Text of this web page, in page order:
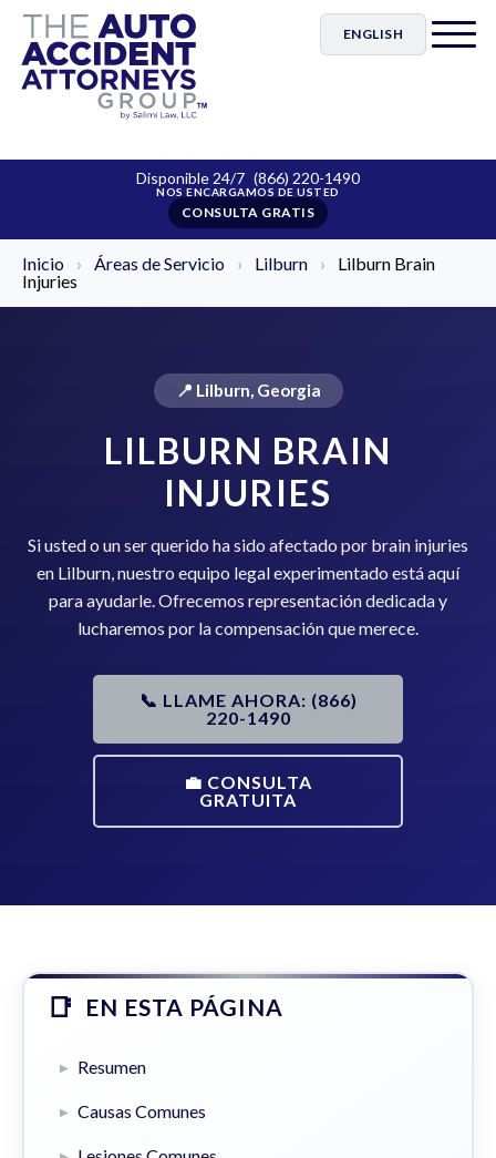
ENGLISH
Disponible 24/7 (866) 220-1490
CONSULTA GRATIS
Inicio › Áreas de Servicio › Lilburn ›
Lilburn Brain
Injuries
📍 Lilburn, Georgia
LILBURN BRAIN
INJURIES
Si usted o un ser querido ha sido afectado por brain injuries
en Lilburn, nuestro equipo legal experimentado está aquí
para ayudarle. Ofrecemos representación dedicada y
lucharemos por la compensación que merece.
📞 LLAME AHORA: (866)
220-1490
💼 CONSULTA
GRATUITA
EN ESTA PÁGINA
Resumen
Causas Comunes